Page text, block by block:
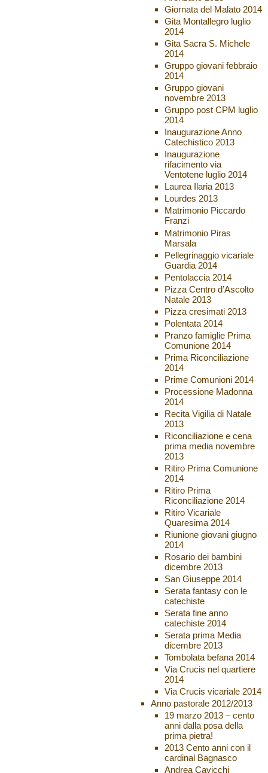
Giornata del Malato 2014
Gita Montallegro luglio
2014
Gita Sacra S. Michele
2014
Gruppo giovani febbraio
2014
Gruppo giovani
novembre 2013
Gruppo post CPM luglio
2014
Inaugurazione Anno
Catechistico 2013
Inaugurazione
rifacimento via
Ventotene luglio 2014
Laurea Ilaria 2013
Lourdes 2013
Matrimonio Piccardo
Franzi
Matrimonio Piras
Marsala
Pellegrinaggio vicariale
Guardia 2014
Pentolaccia 2014
Pizza Centro d’Ascolto
Natale 2013
Pizza cresimati 2013
Polentata 2014
Pranzo famiglie Prima
Comunione 2014
Prima Riconciliazione
2014
Prime Comunioni 2014
Processione Madonna
2014
Recita Vigilia di Natale
2013
Riconciliazione e cena
prima media novembre
2013
Ritiro Prima Comunione
2014
Ritiro Prima
Riconciliazione 2014
Ritiro Vicariale
Quaresima 2014
Riunione giovani giugno
2014
Rosario dei bambini
dicembre 2013
San Giuseppe 2014
Serata fantasy con le
catechiste
Serata fine anno
catechiste 2014
Serata prima Media
dicembre 2013
Tombolata befana 2014
Via Crucis nel quartiere
2014
Via Crucis vicariale 2014
Anno pastorale 2012/2013
19 marzo 2013 – cento
anni dalla posa della
prima pietra!
2013 Cento anni con il
cardinal Bagnasco
Andrea Cavicchi